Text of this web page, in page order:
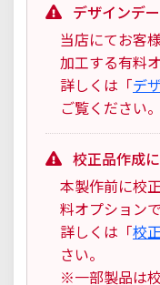
デザインデ
当店にてお客
加工する有料
詳しくは「デ
ご覧ください。
校正品作成
本製作前に校
料オプションで
詳しくは「校
さい。
※一部製品は